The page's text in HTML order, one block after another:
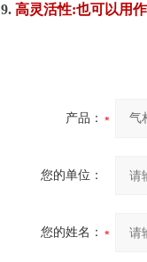
9. 高灵活性:也可以用
产品：
您的单位：
您的姓名：